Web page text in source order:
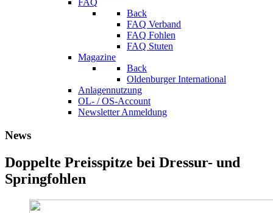
Back
FAQ Verband
FAQ Fohlen
FAQ Stuten
Magazine
Back
Oldenburger International
Anlagennutzung
OL- / OS-Account
Newsletter Anmeldung
News
Doppelte Preisspitze bei Dressur- und
Springfohlen